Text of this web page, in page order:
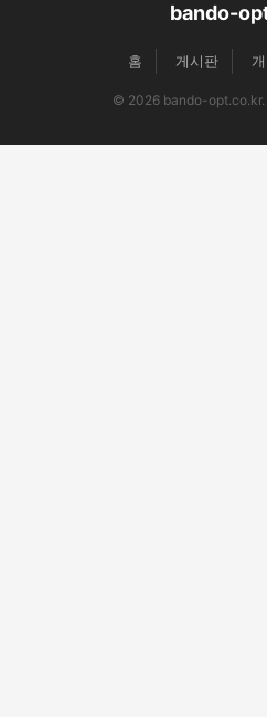
bando-
홈 게시판
© 2026 bando-opt.co.kr.